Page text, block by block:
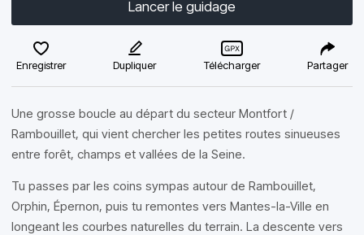
Lancer le guidage
Enregistrer Dupliquer Télécharger Partager
Une grosse boucle au départ du secteur Montfort /
Rambouillet, qui vient chercher les petites routes sinueuses
entre forêt, champs et vallées de la Seine.
Tu passes par les coins sympas autour de Rambouillet,
Orphin, Épernon, puis tu remontes vers Mantes-la-Ville en
longeant les courbes naturelles du terrain. La descente vers